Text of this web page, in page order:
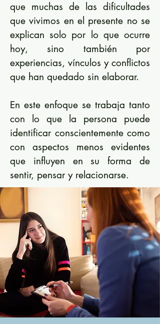
que muchas de las dificultades
que vivimos en el presente no se
explican solo por lo que ocurre
hoy, sino también por
experiencias, vínculos y conflictos
que han quedado sin elaborar.
En este enfoque se trabaja tanto
con lo que la persona puede
identificar conscientemente como
con aspectos menos evidentes
que influyen en su forma de
sentir, pensar y relacionarse.